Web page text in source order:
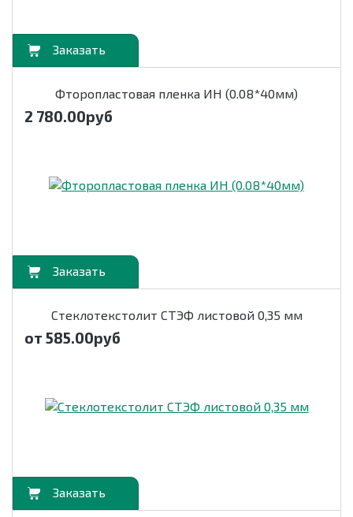
Фторопластовая пленка ИН (0.08*40мм)
2 780.00руб
Стеклотекстолит СТЭФ листовой 0,35 мм
от 585.00руб